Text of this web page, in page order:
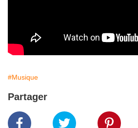
#Musique
Partager